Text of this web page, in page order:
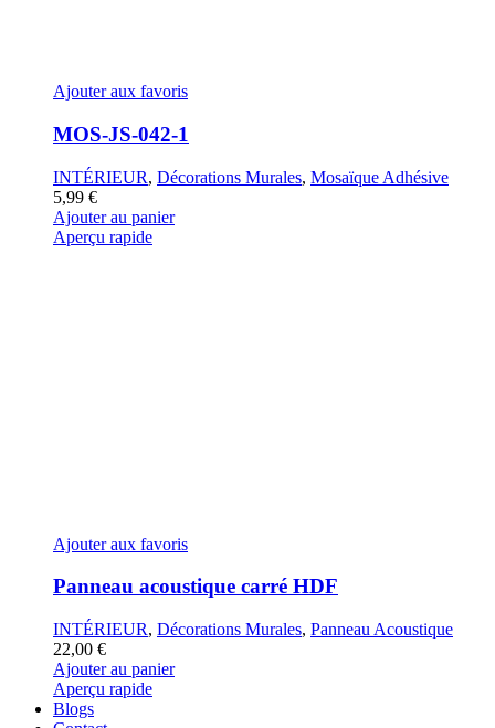
Ajouter aux favoris
MOS-JS-042-1
INTÉRIEUR, Décorations Murales, Mosaïque Adhésive
5,99 €
Ajouter au panier
Aperçu rapide
Ajouter aux favoris
Panneau acoustique carré HDF
INTÉRIEUR, Décorations Murales, Panneau Acoustique
22,00 €
Ajouter au panier
Aperçu rapide
Blogs